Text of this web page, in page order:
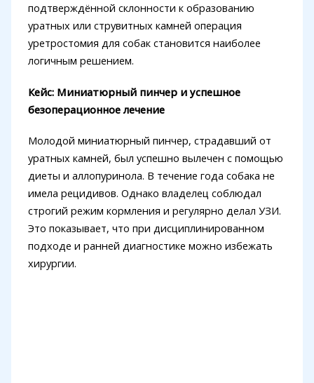
подтверждённой склонности к образованию
уратных или струвитных камней операция
уретростомия для собак становится наиболее
логичным решением.
Кейс: Миниатюрный пинчер и успешное
безоперационное лечение
Молодой миниатюрный пинчер, страдавший от
уратных камней, был успешно вылечен с помощью
диеты и аллопуринола. В течение года собака не
имела рецидивов. Однако владелец соблюдал
строгий режим кормления и регулярно делал УЗИ.
Это показывает, что при дисциплинированном
подходе и ранней диагностике можно избежать
хирургии.